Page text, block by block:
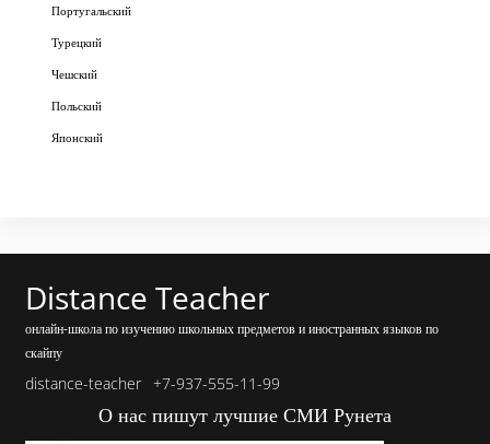
Португальский
Турецкий
Чешский
Польский
Японский
Distance Teacher
онлайн-школа по изучению школьных предметов и иностранных языков по
скайпу
distance-teacher +7-937-555-11-99
О нас пишут лучшие СМИ Рунета